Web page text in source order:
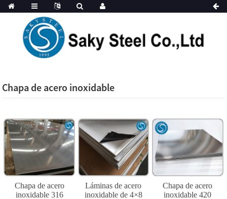
Chapa de acero inoxidable
Chapa de acero
inoxidable 316
Láminas de acero
inoxidable de 4×8
Chapa de acero
inoxidable 420